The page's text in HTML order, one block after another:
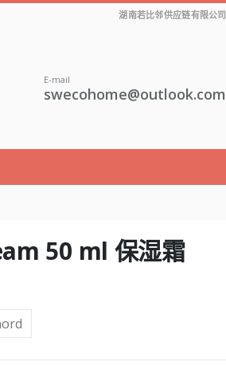
湖南若比邻供应链有限公司
E-mail
swecohome@outlook.com
50 ml 保湿霜